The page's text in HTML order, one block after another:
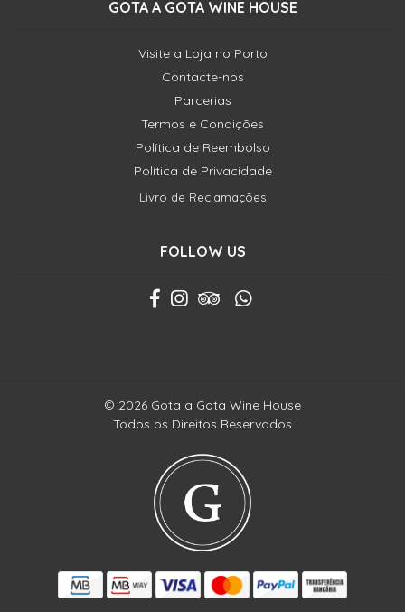
GOTA A GOTA WINE HOUSE
Visite a Loja no Porto
Contacte-nos
Parcerias
Termos e Condições
Política de Reembolso
Política de Privacidade
Livro de Reclamações
FOLLOW US
© 2026 Gota a Gota Wine House
Todos os Direitos Reservados